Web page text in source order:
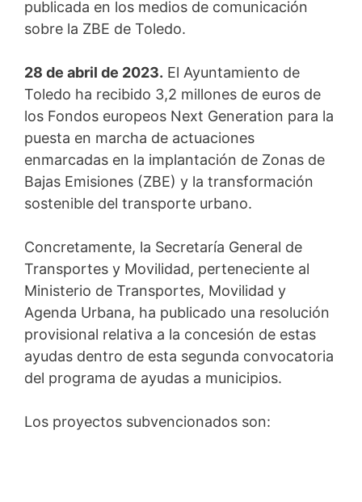
publicada en los medios de comunicación
sobre la ZBE de Toledo.
28 de abril de 2023. El Ayuntamiento de
Toledo ha recibido 3,2 millones de euros de
los Fondos europeos Next Generation para la
puesta en marcha de actuaciones
enmarcadas en la implantación de Zonas de
Bajas Emisiones (ZBE) y la transformación
sostenible del transporte urbano.
Concretamente, la Secretaría General de
Transportes y Movilidad, perteneciente al
Ministerio de Transportes, Movilidad y
Agenda Urbana, ha publicado una resolución
provisional relativa a la concesión de estas
ayudas dentro de esta segunda convocatoria
del programa de ayudas a municipios.
Los proyectos subvencionados son: